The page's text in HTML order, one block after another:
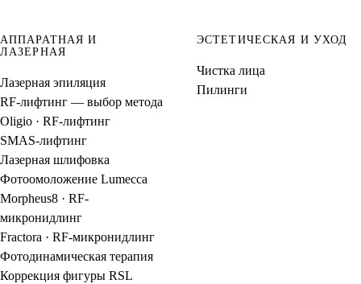
АППАРАТНАЯ И
ЛАЗЕРНАЯ
Лазерная эпиляция
RF-лифтинг — выбор метода
Oligio · RF-лифтинг
SMAS-лифтинг
Лазерная шлифовка
Фотоомоложение Lumecca
Morpheus8 · RF-
микронидлинг
Fractora · RF-микронидлинг
Фотодинамическая терапия
Коррекция фигуры RSL
ЭСТЕТИЧЕСКАЯ И УХОД
Чистка лица
Пилинги